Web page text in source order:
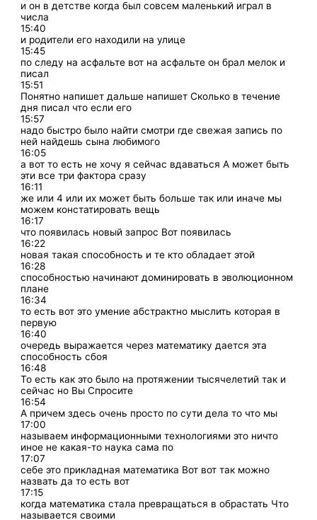
и он в детстве когда был совсем маленький играл в
числа
15:40
и родители его находили на улице
15:45
по следу на асфальте вот на асфальте он брал мелок и
писал
15:51
Понятно напишет дальше напишет Сколько в течение
дня писал что если его
15:57
надо быстро было найти смотри где свежая запись по
ней найдешь сына любимого
16:05
а вот то есть не хочу я сейчас вдаваться А может быть
эти все три фактора сразу
16:11
же или 4 или их может быть больше так или иначе мы
можем констатировать вещь
16:17
что появилась новый запрос Вот появилась
16:22
новая такая способность и те кто обладает этой
16:28
способностью начинают доминировать в эволюционном
плане
16:34
то есть вот это умение абстрактно мыслить которая в
первую
16:40
очередь выражается через математику дается эта
способность сбоя
16:48
То есть как это было на протяжении тысячелетий так и
сейчас но Вы Спросите
16:54
А причем здесь очень просто по сути дела то что мы
17:00
называем информационными технологиями это ничто
иное не какая-то наука сама по
17:07
себе это прикладная математика Вот вот так можно
назвать да то есть вот
17:15
когда математика стала превращаться в обрастать Что
называется своими